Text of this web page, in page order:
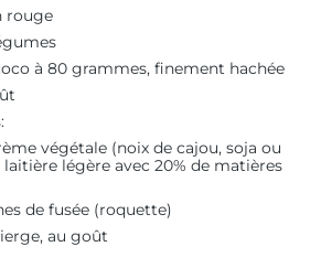
rouge
à 80 grammes, finement hachée
végétale (noix de cajou, soja ou
légère avec 20% de matières
de fusée (roquette)
au goût